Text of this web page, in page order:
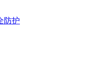
防护